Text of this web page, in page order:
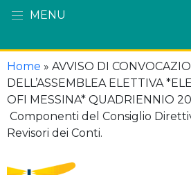
MENU
Home » AVVISO DI
DELL’ASSEMBLEA ELETTIVA
OFI MESSINA* QUADRIENNIO
Componenti del Consiglio
Revisori dei Conti.